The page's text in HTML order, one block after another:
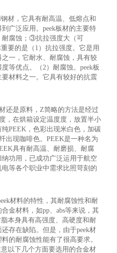
材，它具有耐高温、低熔点和
广泛应用。peek板材的主要特
腐蚀；③抗拉强度大（可
要的是（1）抗拉强度。它是用
一，它耐水、耐腐蚀，具有较
等优点。（2）耐腐蚀。peek板
材料之一。它具有较好的抗震
还是原料，Z简略的方法是经过
，在烘箱设定温度度，放置半小
PEEK，色彩出现米白色，加碳
出现咖啡色。PEEK是一种名为
具有耐高温、耐磨损、耐腐
功用，已成功广泛运用于航空
等各个职业中需求比照苛刻的
材料的特性，其耐腐蚀性和耐
金材料，如pp、abs等来说，其
本身具有高强度、高硬度和耐
存在缺陷。但是，由于peek材
的耐腐蚀性能有了很高要求。
以下几个方面要选用的合金材